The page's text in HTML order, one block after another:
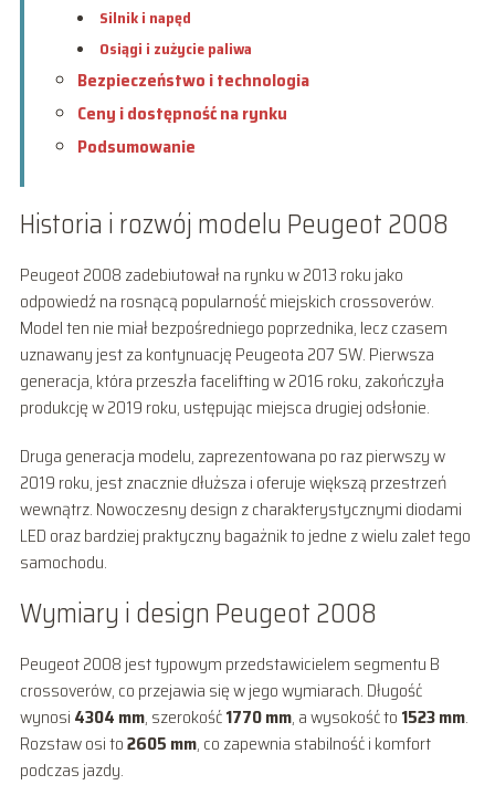
Silnik i napęd
Osiągi i zużycie paliwa
Bezpieczeństwo i technologia
Ceny i dostępność na rynku
Podsumowanie
Historia i rozwój modelu Peugeot 2008
Peugeot 2008 zadebiutował na rynku w 2013 roku jako
odpowiedź na rosnącą popularność miejskich crossoverów.
Model ten nie miał bezpośredniego poprzednika, lecz czasem
uznawany jest za kontynuację Peugeota 207 SW. Pierwsza
generacja, która przeszła facelifting w 2016 roku, zakończyła
produkcję w 2019 roku, ustępując miejsca drugiej odsłonie.
Druga generacja modelu, zaprezentowana po raz pierwszy w
2019 roku, jest znacznie dłuższa i oferuje większą przestrzeń
wewnątrz. Nowoczesny design z charakterystycznymi diodami
LED oraz bardziej praktyczny bagażnik to jedne z wielu zalet tego
samochodu.
Wymiary i design Peugeot 2008
Peugeot 2008 jest typowym przedstawicielem segmentu B
crossoverów, co przejawia się w jego wymiarach. Długość
wynosi 4304 mm, szerokość1770 mm, a wysokość to 1523 mm.
Rozstaw osi to2605 mm, co zapewnia stabilność i komfort
podczas jazdy.